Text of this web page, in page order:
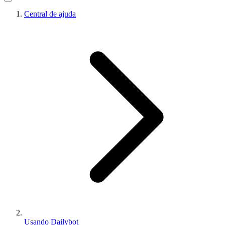
Central de ajuda
Usando Dailybot